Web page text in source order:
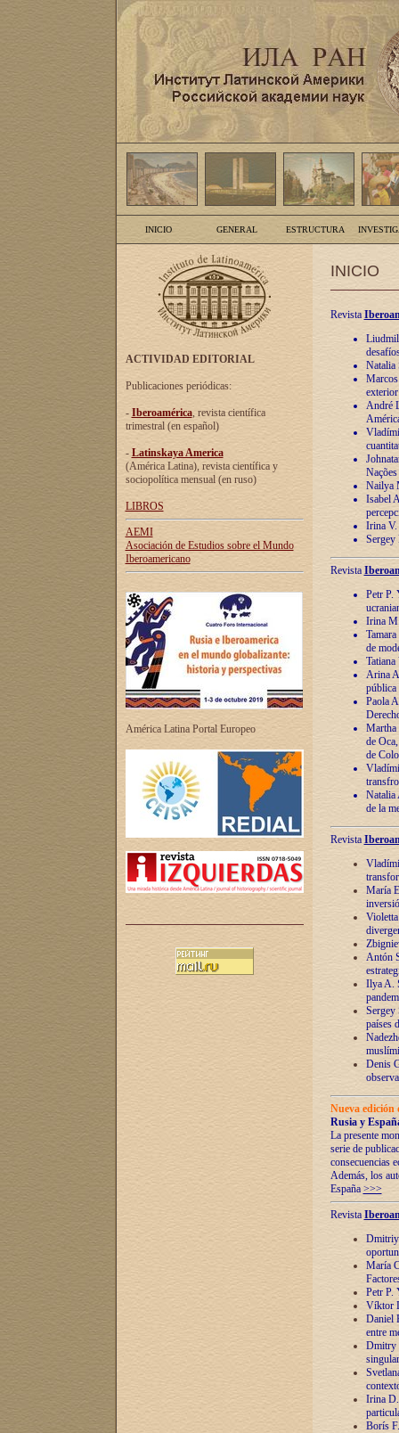
INICIO GENERAL ESTRUCTURA
ACTIVIDAD EDITORIAL
Publicaciones periódicas:
- Iberoamérica, revista científica
trimestral (en español)
- Latinskaya America
(América Latina), revista científica y
sociopolítica mensual (en ruso)
LIBROS
AEMI
Asociación de Estudios sobre el Mundo
Iberoamericano
América Latina Portal Europeo
INICIO
Revista
Natalia
André
Nailya
Isabel
Irina V.
Sergey
Revista
Petr P.
Irina
de
Arina
pública
Paola
Martha
de
de
Natalia
de la
Revista
María
Antón
Ilya A.
Sergey
países
Denis
Nueva
Rusia y
La presente
serie de
consecuencias
Además, los
España >>>
Revista
Dmitriy
María
Petr P.
Víktor
Daniel
entre
Dmitry
Irina
Borís